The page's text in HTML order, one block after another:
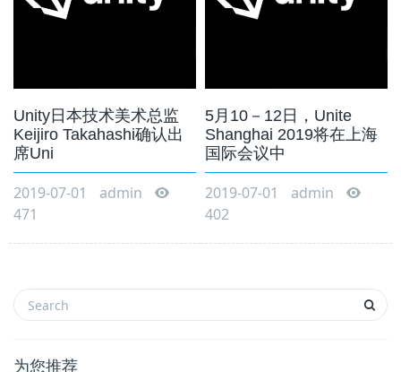
Unity日本技术美术总监
Keijiro Takahashi确认出
席Uni
2019-07-01
admin
471
5月10－12日，Unite
Shanghai 2019将在上海
国际会议中
2019-07-01
admin
402
为您推荐